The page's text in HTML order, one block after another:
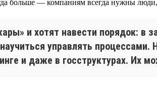
больше — компаниям всегда нужны
и хотят навести порядок: в
управлять
и даже в госструктурах. Их